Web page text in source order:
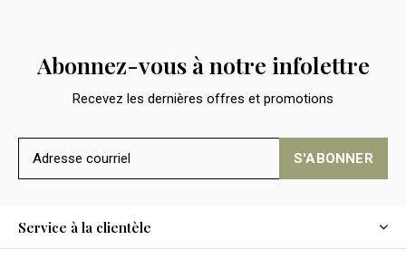
Abonnez-vous à notre infolettre
Recevez les dernières offres et promotions
S'ABONNER
Service à la clientèle